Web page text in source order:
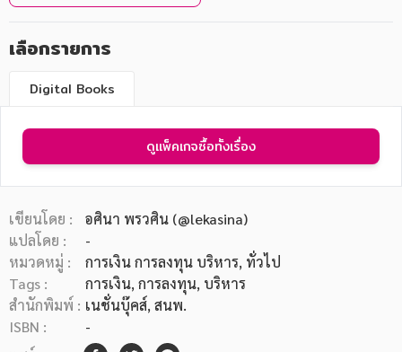
หมวดหมู่หนังสือ
เลือกรายการ
Digital Books
ดูแพ็คเกจซื้อทั้งเรื่อง
เขียนโดย :
อศินา พรวศิน (@lekasina)
แปลโดย :
-
หมวดหมู่ :
การเงิน การลงทุน บริหาร, ทั่วไป
Tags :
การเงิน, การลงทุน, บริหาร
สำนักพิมพ์ : เนชั่นบุ๊คส์, สนพ.
ISBN :
-